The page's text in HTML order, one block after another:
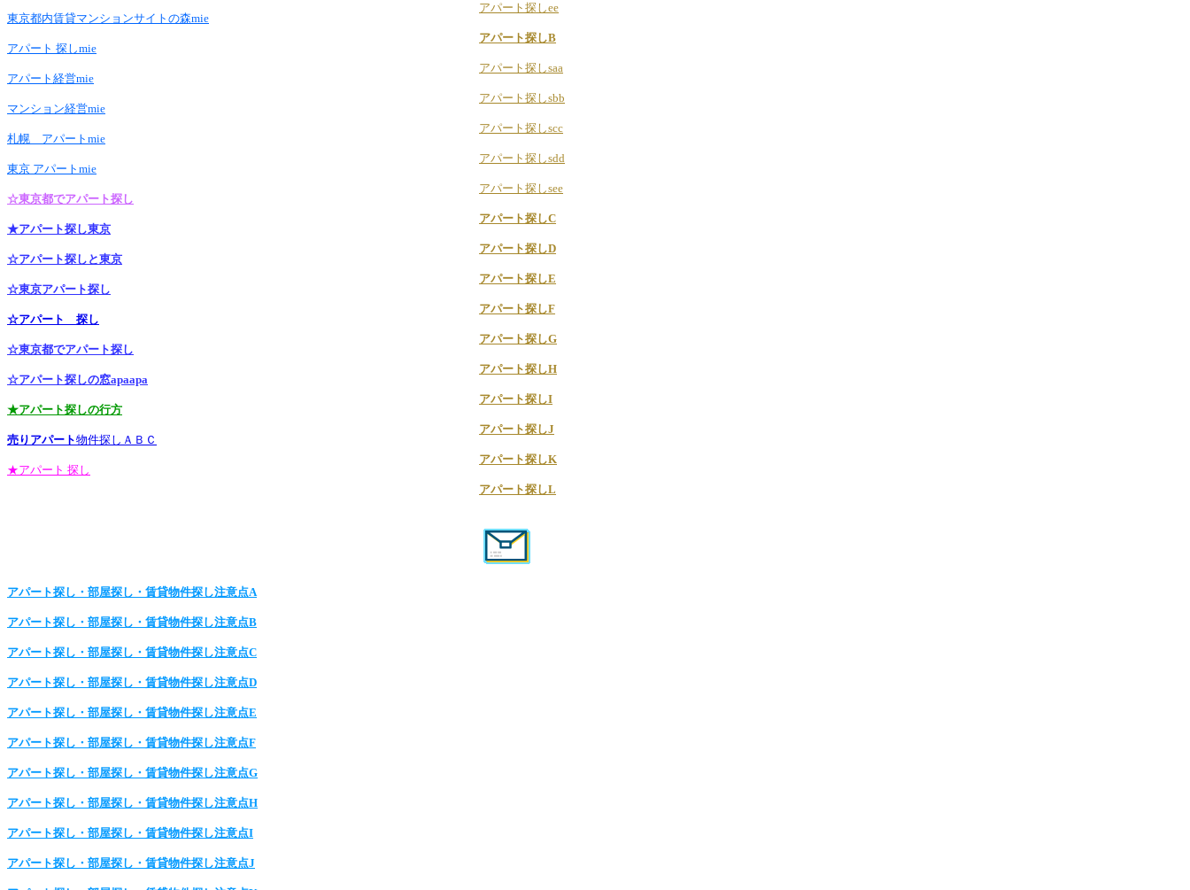
東京都内賃貸マンションサイトの森mie
アパート 探しmie
アパート経営mie
マンション経営mie
札幌 アパートmie
東京 アパートmie
☆東京都でアパート探し
★アパート探し東京
☆アパート探しと東京
☆東京アパート探し
☆アパート 探し
☆東京都でアパート探し
☆アパート探しの窓apaapa
★アパート探しの行方
売りアパート物件探しＡＢＣ
★アパート 探し
アパート探しee
アパート探しB
アパート探しsaa
アパート探しsbb
アパート探しscc
アパート探しsdd
アパート探しsee
アパート探しC
アパート探しD
アパート探しE
アパート探しF
アパート探しG
アパート探しH
アパート探しI
アパート探しJ
アパート探しK
アパート探しL
アパート探し・部屋探し・賃貸物件探し注意点A
アパート探し・部屋探し・賃貸物件探し注意点B
アパート探し・部屋探し・賃貸物件探し注意点C
アパート探し・部屋探し・賃貸物件探し注意点D
アパート探し・部屋探し・賃貸物件探し注意点E
アパート探し・部屋探し・賃貸物件探し注意点F
アパート探し・部屋探し・賃貸物件探し注意点G
アパート探し・部屋探し・賃貸物件探し注意点H
アパート探し・部屋探し・賃貸物件探し注意点I
アパート探し・部屋探し・賃貸物件探し注意点J